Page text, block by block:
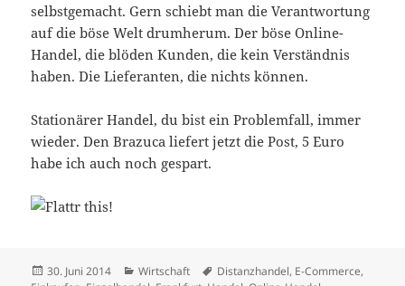
selbstgemacht. Gern schiebt man die Verantwortung
auf die böse Welt drumherum. Der böse Online-
Handel, die blöden Kunden, die kein Verständnis
haben. Die Lieferanten, die nichts können.
Stationärer Handel, du bist ein Problemfall, immer
wieder. Den Brazuca liefert jetzt die Post, 5 Euro
habe ich auch noch gespart.
Veröffentlicht
30. Juni 2014 Kategorien
Wirtschaft Schlagwörter
Distanzhandel, E-Commerce,